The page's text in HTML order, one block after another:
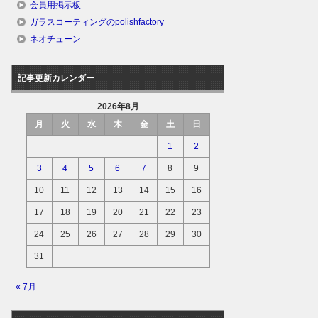
会員用掲示板
ガラスコーティングのpolishfactory
ネオチューン
記事更新カレンダー
2026年8月
月
火 水 木 金 土 日
1 2
3 4 5 6 7 8 9
10 11 12 13 14 15 16
17 18 19 20 21 22 23
24 25 26 27 28 29 30
31
« 7月